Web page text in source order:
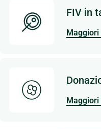
FIV in